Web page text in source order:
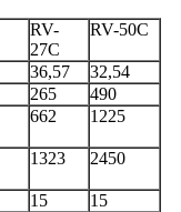
RV-
27C
RV-50C
36,57
32,54
265
490
662 1225
1323 2450
15
15